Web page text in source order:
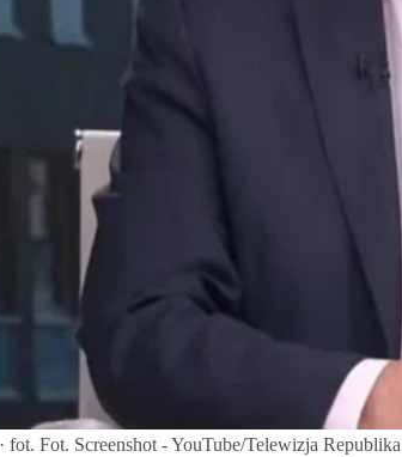
· fot. Fot. Screenshot - YouTube/Telewizja Republika